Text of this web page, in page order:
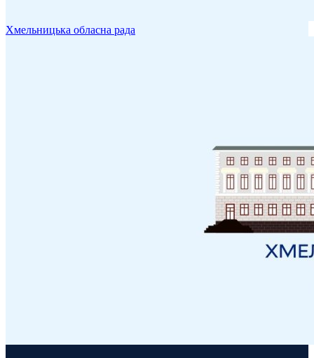
Хмельницька обласна рада